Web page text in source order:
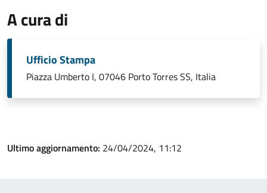
A cura di
Ufficio Stampa
Piazza Umberto I, 07046 Porto Torres SS, Italia
Ultimo aggiornamento: 24/04/2024, 11:12